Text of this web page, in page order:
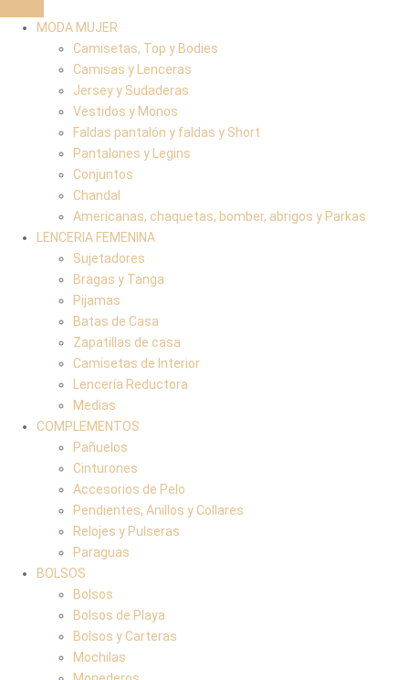
MODA MUJER
Camisetas, Top y Bodies
Camisas y Lenceras
Jersey y Sudaderas
Vestidos y Monos
Faldas pantalón y faldas y Short
Pantalones y Legins
Conjuntos
Chandal
Americanas, chaquetas, bomber, abrigos y Parkas
LENCERIA FEMENINA
Sujetadores
Bragas y Tanga
Pijamas
Batas de Casa
Zapatillas de casa
Camisetas de Interior
Lencería Reductora
Medias
COMPLEMENTOS
Pañuelos
Cinturones
Accesorios de Pelo
Pendientes, Anillos y Collares
Relojes y Pulseras
Paraguas
BOLSOS
Bolsos
Bolsos de Playa
Bolsos y Carteras
Mochilas